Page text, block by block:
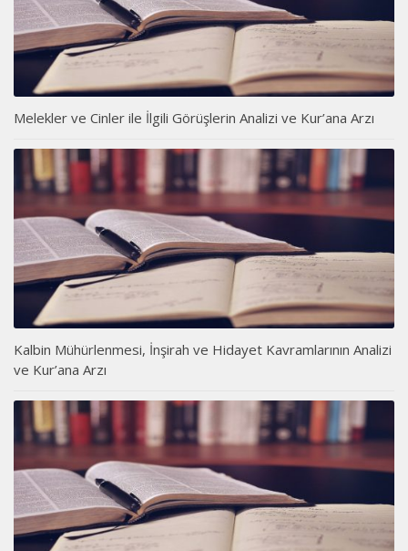
Melekler ve Cinler ile İlgili Görüşlerin Analizi ve Kur’ana Arzı
Kalbin Mühürlenmesi, İnşirah ve Hidayet Kavramlarının Analizi
ve Kur’ana Arzı